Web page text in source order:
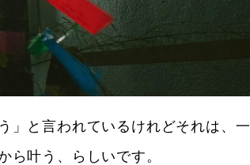
」と言われているけれどそれは、一
ら叶う、らしいです。